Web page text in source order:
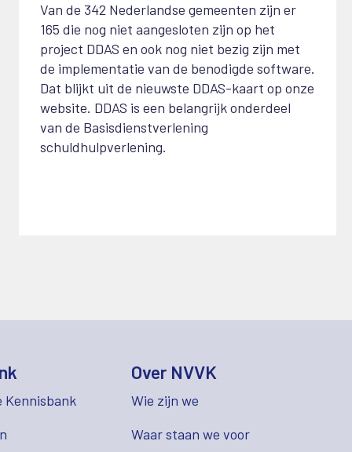
Van de 342 Nederlandse gemeenten zijn er
165 die nog niet aangesloten zijn op het
project DDAS en ook nog niet bezig zijn met
de implementatie van de benodigde software.
Dat blijkt uit de nieuwste DDAS-kaart op onze
website. DDAS is een belangrijk onderdeel
van de Basisdienstverlening
schuldhulpverlening.
Kennisbank
Over NVVK
Wie zijn we
Waar staan we voor